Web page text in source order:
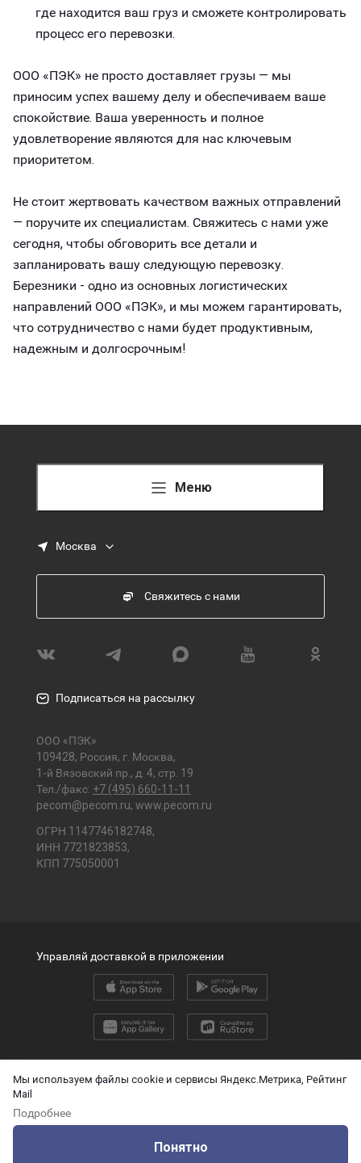
Мы используем файлы cookie и сервисы Яндекс.Метрика, Рейтинг
Mail
Подробнее
Понятно
где находится ваш груз и сможете контролировать
процесс его перевозки.
ООО «ПЭК» не просто доставляет грузы — мы
приносим успех вашему делу и обеспечиваем ваше
спокойствие. Ваша уверенность и полное
удовлетворение являются для нас ключевым
приоритетом.
Не стоит жертвовать качеством важных отправлений
— поручите их специалистам. Свяжитесь с нами уже
сегодня, чтобы обговорить все детали и
запланировать вашу следующую перевозку.
Березники - одно из основных логистических
направлений ООО «ПЭК», и мы можем гарантировать,
что сотрудничество с нами будет продуктивным,
надежным и долгосрочным!
Меню
Москва
Свяжитесь с нами
Подписаться на рассылку
ООО «ПЭК»
109428, Россия, г. Москва,
1-й Вязовский пр., д. 4, стр. 19
Тел./факс: +7 (495) 660-11-11
pecom@pecom.ru, www.pecom.ru
ОГРН 1147746182748,
ИНН 7721823853,
КПП 775050001
2026 © ООО «ПЭК»
О защите персональных данных
Технические данные для ИИ
Управляй доставкой в приложении